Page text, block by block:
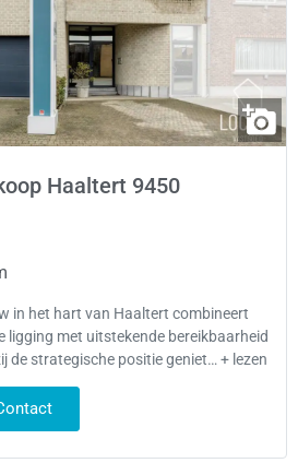
Haaltert 9450
in het hart van Haaltert combineert
ligging met uitstekende bereikbaarheid
de strategische positie geniet… + lezen